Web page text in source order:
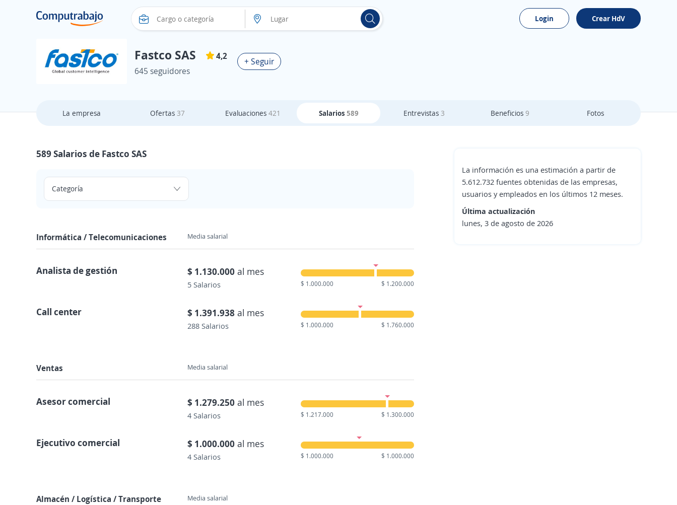
Login Crear HdV
Fastco SAS
4,2
645 seguidores
+ Seguir
La empresa Ofertas 37 Evaluaciones 421 Salarios 589 Entrevistas 3 Beneficios 9 Fotos
589 Salarios de Fastco SAS
Informática / Telecomunicaciones Media salarial
Analista de gestión $ 1.130.000 al mes
5 Salarios $ 1.000.000 $ 1.200.000
Call center $ 1.391.938 al mes
288 Salarios $ 1.000.000 $ 1.760.000
Ventas Media salarial
Asesor comercial $ 1.279.250 al mes
4 Salarios $ 1.217.000 $ 1.300.000
Ejecutivo comercial $ 1.000.000 al mes
4 Salarios $ 1.000.000 $ 1.000.000
Almacén / Logística / Transporte Media salarial
La información es una estimación a partir de
5.612.732 fuentes obtenidas de las empresas,
usuarios y empleados en los últimos 12 meses.
Última actualización
lunes, 3 de agosto de 2026